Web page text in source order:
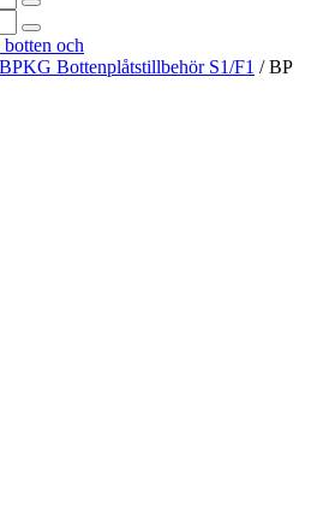
botten och
Bottenplåtstillbehör S1/F1 / BP